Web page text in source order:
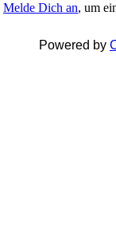
Melde Dich an, um
Powered by